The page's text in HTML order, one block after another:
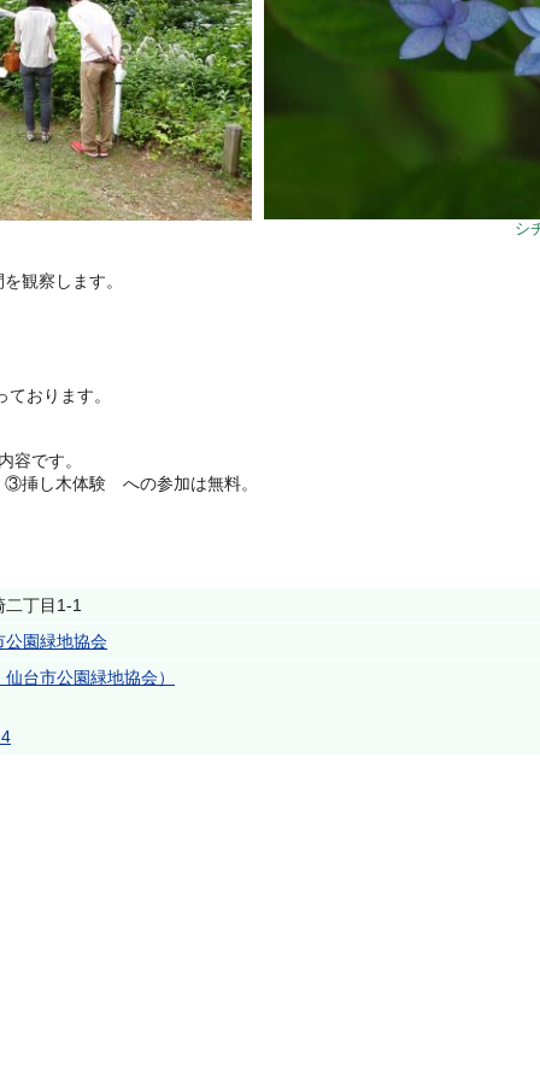
シ
観察します。
おります。
です。
挿し木体験 への参加は無料。
二丁目1-1
公園緑地協会
台市公園緑地協会）